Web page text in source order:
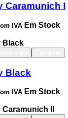
Caramunich I
IVA Em Stock
Black
IVA Em Stock